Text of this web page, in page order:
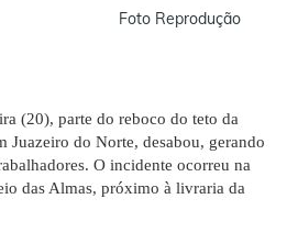
Foto Reprodução
(20), parte do reboco do teto da
Juazeiro do Norte, desabou, gerando
O incidente ocorreu na
das Almas, próximo à livraria da